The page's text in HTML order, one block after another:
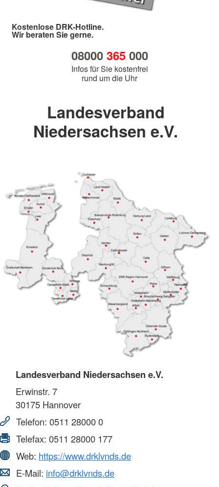
Kostenlose DRK-Hotline.
Wir beraten Sie gerne.
08000 365000
Infos für Sie kostenfrei
rund um die Uhr
Landesverband
Niedersachsen e.V.
Landesverband Niedersachsen e.V.
Erwinstr. 7
30175 Hannover
Telefon: 0511 28000 0
Telefax: 0511 28000 177
Web: https://www.drklvnds.de
E-Mail: info@drklvnds.de